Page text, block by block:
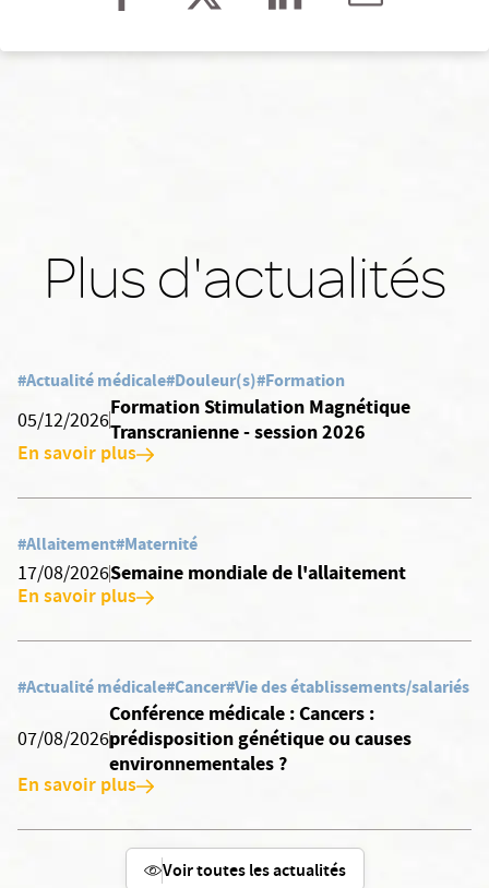
Plus d'actualités
#Actualité médicale#Douleur(s)#Formation
05/12/2026
Formation Stimulation Magnétique
Transcranienne - session 2026
En savoir plus
#Allaitement#Maternité
17/08/2026Semaine mondiale de l'allaitement
En savoir plus
#Actualité médicale#Cancer#Vie des établissements/salariés
07/08/2026
Conférence médicale : Cancers :
prédisposition génétique ou causes
environnementales ?
En savoir plus
Voir toutes les actualités